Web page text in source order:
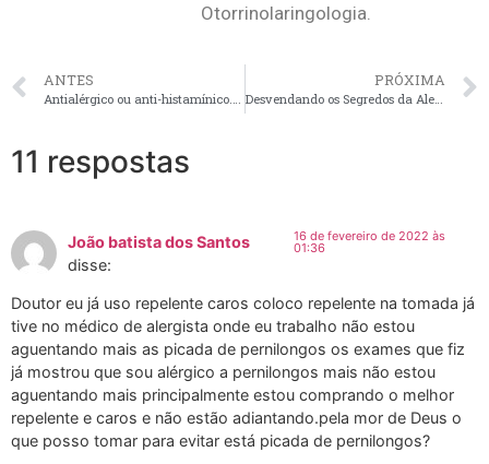
Otorrinolaringologia.
ANTES PRÓXIMA
Desvendando os Segredos da Alergia a Gato
11 respostas
João batista dos Santos
disse:
16 de fevereiro de 2022 às
01:36
Doutor eu já uso repelente caros coloco repelente na tomada já
tive no médico de alergista onde eu trabalho não estou
aguentando mais as picada de pernilongos os exames que fiz
já mostrou que sou alérgico a pernilongos mais não estou
aguentando mais principalmente estou comprando o melhor
repelente e caros e não estão adiantando.pela mor de Deus o
que posso tomar para evitar está picada de pernilongos?